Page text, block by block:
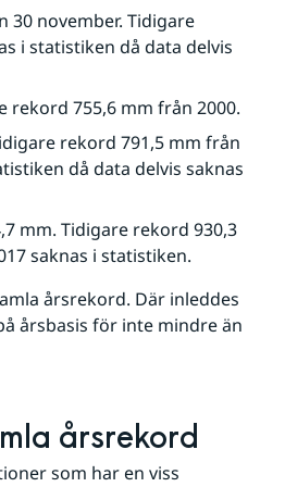
30 november. Tidigare
i statistiken då data delvis
rekord 755,6 mm från 2000.
rekord 791,5 mm från
då data delvis saknas
mm. Tidigare rekord 930,3
saknas i statistiken.
årsrekord. Där inleddes
årsbasis för inte mindre än
årsrekord
som har en viss